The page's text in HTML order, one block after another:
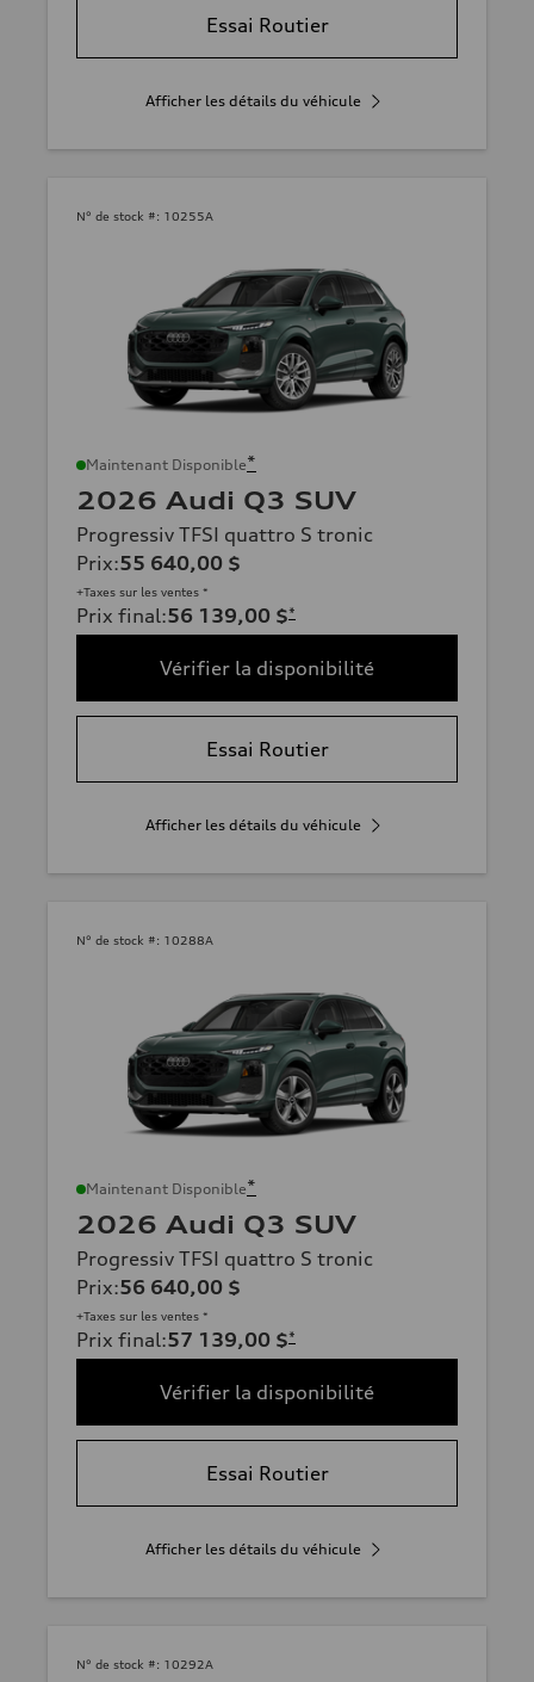
Essai Routier
Afficher les détails du véhicule
N° de stock #: 10255A
Maintenant Disponible*
2026 Audi Q3 SUV
Progressiv TFSI quattro S tronic
Prix:55 640,00 $
+Taxes sur les ventes *
Prix final:56 139,00 $*
Vérifier la disponibilité
Essai Routier
Afficher les détails du véhicule
N° de stock #: 10288A
Maintenant Disponible*
2026 Audi Q3 SUV
Progressiv TFSI quattro S tronic
Prix:56 640,00 $
+Taxes sur les ventes *
Prix final:57 139,00 $*
Vérifier la disponibilité
Essai Routier
Afficher les détails du véhicule
N° de stock #: 10292A